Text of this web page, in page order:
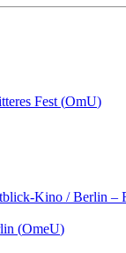
Fest (OmU)
Kino /Berlin –
(OmeU)